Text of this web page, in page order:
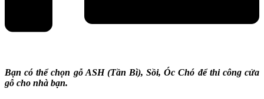
Bạn có thể chọn gỗ ASH (Tần Bì), Sồi, Óc Chó để thi công cửa
gỗ cho nhà bạn.